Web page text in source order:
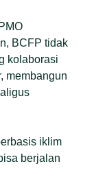
BCFP tidak
kolaborasi
membangun
iklim
berjalan